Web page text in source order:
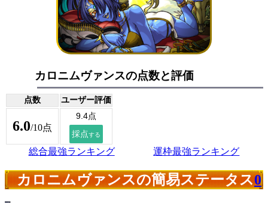
カロニムヴァンスの点数と評価
点数 ユーザー評価
6.0/10点
総合最強ランキング 運枠最強ランキング
カロニムヴァンスの簡易ステータス0